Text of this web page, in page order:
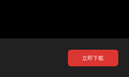
立即下載